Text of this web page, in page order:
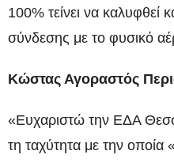
100% τείνει να καλυφθεί
σύνδεσης με το φυσικό
Κώστας Αγοραστός
«Ευχαριστώ την ΕΔΑ
τη ταχύτητα με την οποία